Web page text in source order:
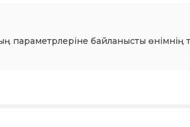
параметрлеріне байланысты өнімнің